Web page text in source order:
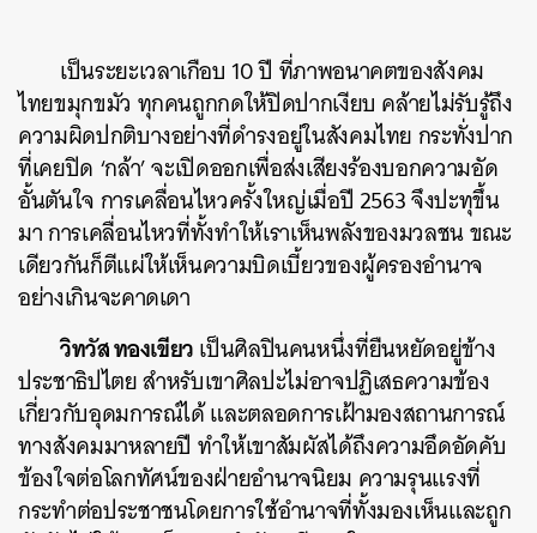
เป็นระยะเวลาเกือบ 10 ปี ที่ภาพอนาคตของสังคม
ไทยขมุกขมัว ทุกคนถูกกดให้ปิดปากเงียบ คล้ายไม่รับรู้ถึง
ความผิดปกติบางอย่างที่ดำรงอยู่ในสังคมไทย กระทั่งปาก
ที่เคยปิด ‘กล้า’ จะเปิดออกเพื่อส่งเสียงร้องบอกความอัด
อั้นตันใจ การเคลื่อนไหวครั้งใหญ่เมื่อปี 2563 จึงปะทุขึ้น
มา การเคลื่อนไหวที่ทั้งทำให้เราเห็นพลังของมวลชน ขณะ
เดียวกันก็ตีแผ่ให้เห็นความบิดเบี้ยวของผู้ครองอำนาจ
อย่างเกินจะคาดเดา
วิทวัส ทองเขียวเป็นศิลปินคนหนึ่งที่ยืนหยัดอยู่ข้าง
ประชาธิปไตย สำหรับเขาศิลปะไม่อาจปฏิเสธความข้อง
เกี่ยวกับอุดมการณ์ได้ และตลอดการเฝ้ามองสถานการณ์
ทางสังคมมาหลายปี ทำให้เขาสัมผัสได้ถึงความอึดอัดคับ
ข้องใจต่อโลกทัศน์ของฝ่ายอำนาจนิยม ความรุนแรงที่
กระทำต่อประชาชนโดยการใช้อำนาจที่ทั้งมองเห็นและถูก